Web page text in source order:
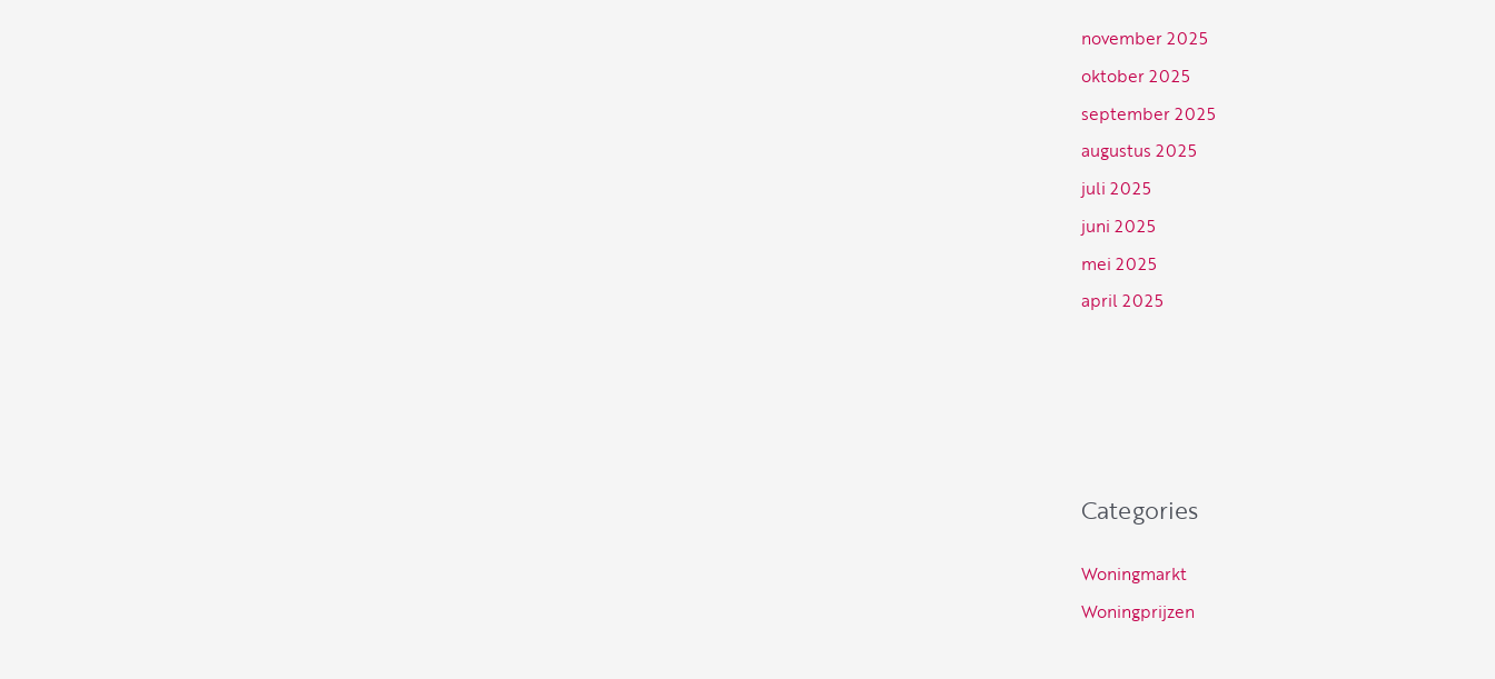
november 2025
oktober 2025
september 2025
augustus 2025
juli 2025
juni 2025
mei 2025
april 2025
Categories
Woningmarkt
Woningprijzen